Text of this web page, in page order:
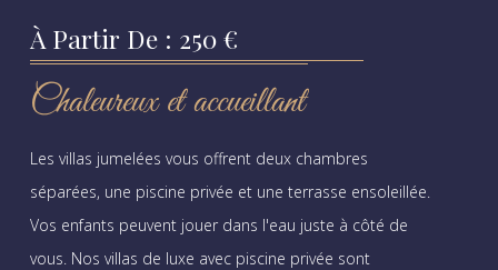
À Partir De : 250 €
Chaleureux et accueillant
Les villas jumelées vous offrent deux chambres
séparées, une piscine privée et une terrasse ensoleillée.
Vos enfants peuvent jouer dans l'eau juste à côté de
vous. Nos villas de luxe avec piscine privée sont